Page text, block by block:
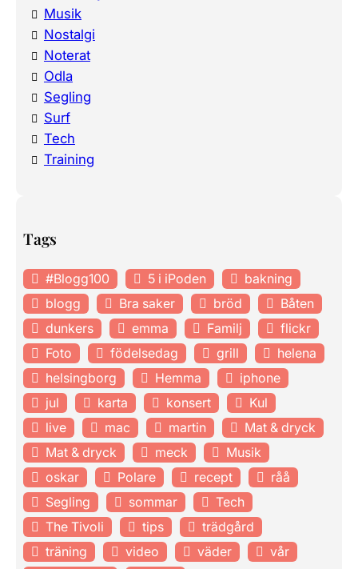
Musik
Nostalgi
Noterat
Odla
Segling
Surf
Tech
Training
Tags
#Blogg100 5 i iPoden
bakning
blogg
Bra saker bröd
Båten
dunkers
emma Familj
flickr
Foto
födelsedag grill
helena
helsingborg
Hemma
iphone
jul
karta konsert
Kul
live
mac martin
Mat & dryck
Mat & dryck
meck
Musik
oskar
Polare recept
råå
Segling
sommar
Tech
The Tivoli
tips
trädgård
träning
video väder
vår